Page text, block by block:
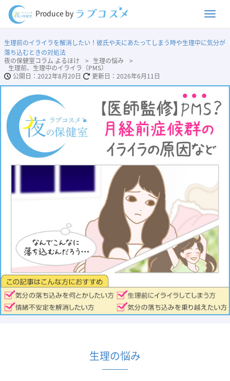
Produce by
生理前のイライラを解消したい！彼氏や夫にあたってしまう時や生理中に気分が
落ち込むときの対処法
夜の保健室コラム よるほけ
生理の悩み
生理前、生理中のイライラ（PMS）
2022年8月20日
2026年6月11日
生理の悩み